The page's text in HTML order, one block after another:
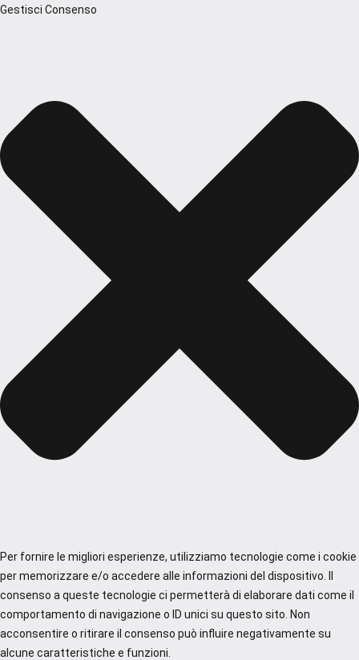
Gestisci Consenso
Per fornire le migliori esperienze, utilizziamo tecnologie come i cookie
per memorizzare e/o accedere alle informazioni del dispositivo. Il
consenso a queste tecnologie ci permetterà di elaborare dati come il
comportamento di navigazione o ID unici su questo sito. Non
acconsentire o ritirare il consenso può influire negativamente su
alcune caratteristiche e funzioni.